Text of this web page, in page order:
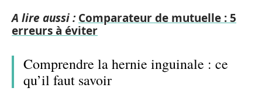
A lire aussi : Comparateur de mutuelle : 5
erreurs à éviter
Comprendre la hernie inguinale : ce
qu’il faut savoir